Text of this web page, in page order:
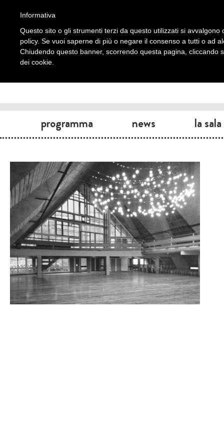
programma news la sala
Informativa
Questo sito o gli strumenti terzi da questo utilizzati si
policy. Se vuoi saperne di più o negare il consenso a tutti o ad
Chiudendo questo banner, scorrendo questa pagina, cliccando
dei cookie.